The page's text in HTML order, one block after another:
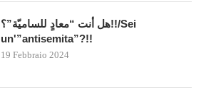
هل أنت “معادٍ للساميّة”؟!!/Sei
un'”antisemita”?!!
19 Febbraio 2024